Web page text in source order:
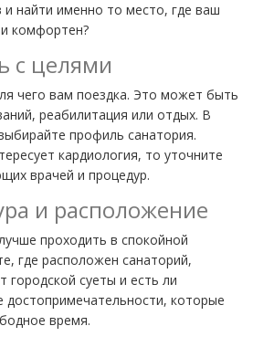
и найти именно то место, где ваш
комфортен?
с целями
чего вам поездка. Это может быть
реабилитация или отдых. В
профиль санатория.
кардиология, то уточните
врачей и процедур.
и расположение
проходить в спокойной
где расположен санаторий,
городской суеты и есть ли
достопримечательности, которые
время.